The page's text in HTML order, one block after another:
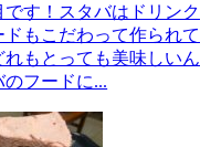
す！スタバはドリンク
もこだわって作られて
れもとっても美味しいん
フードに...